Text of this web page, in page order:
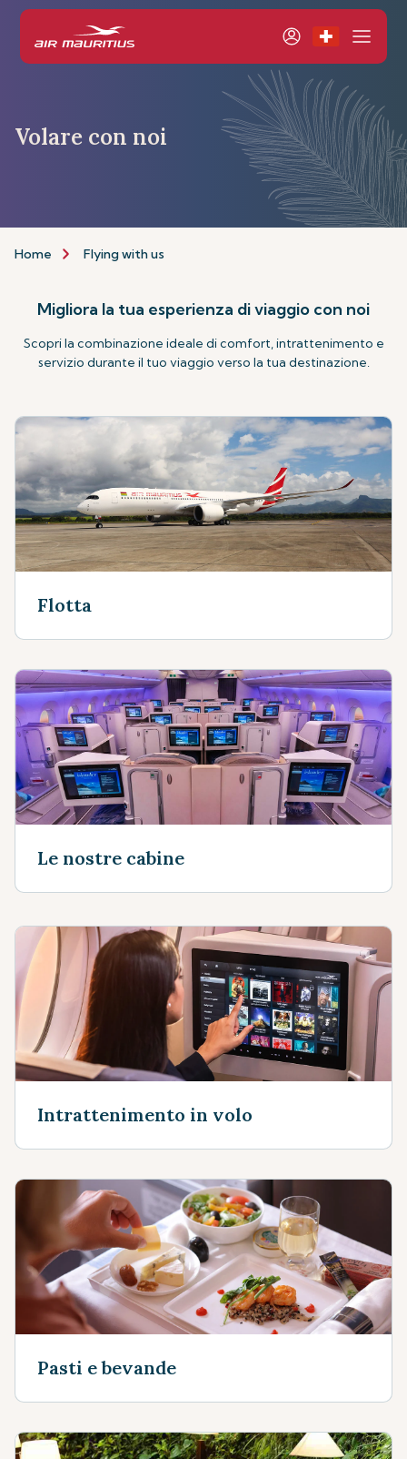
Volare con noi
Home Flying with us
Migliora la tua esperienza di viaggio con noi
Scopri la combinazione ideale di comfort, intrattenimento e
servizio durante il tuo viaggio verso la tua destinazione.
Flotta
Le nostre cabine
Intrattenimento in volo
Pasti e bevande